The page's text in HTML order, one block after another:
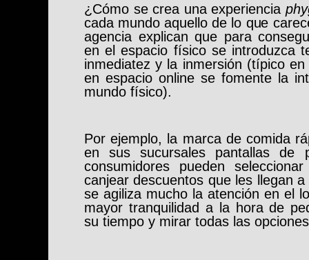
¿Cómo se crea unaexperiencia
cada mundo aquello de lo que
agencia explican que para
en el espacio físico se introduzca
inmediatez y la inmersión (típico
en espacio online se fomente la
mundo físico).
Por ejemplo, la marca de comida
en sus sucursales pantallas de
consumidores pueden
canjear descuentos que les llegan
se agiliza mucho la atención en el
mayor tranquilidad a la hora de
su tiempo y mirar todas las